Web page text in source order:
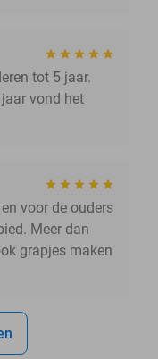
tot 5 jaar.
vond het
voor de ouders
Meer dan
grapjes maken